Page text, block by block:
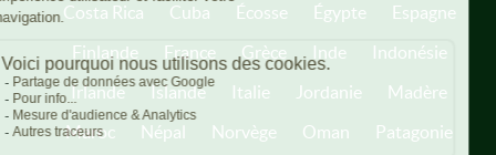
Costa Rica
Cuba Écosse Égypte
Espagne
Finlande
France Grèce Inde
Indonésie
Irlande
Islande Italie Jordanie
Madère
Maroc
Népal Norvège Oman Patagonie